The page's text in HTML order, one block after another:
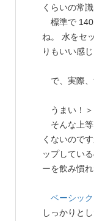
くらいの常識
標準で
ね。 水をセ
りもいい感
で、実際、
うまい！＞
そんな上等
くないので
ップしてい
ーを飲み慣
ベーシッ
しっかりと